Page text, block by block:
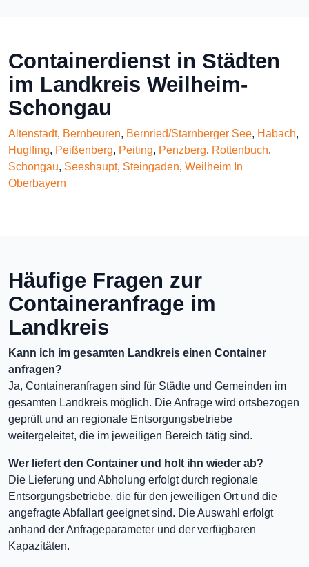
Containerdienst in Städten
im Landkreis Weilheim-
Schongau
Altenstadt, Bernbeuren, Bernried/Starnberger See, Habach,
Huglfing, Peißenberg, Peiting, Penzberg, Rottenbuch,
Schongau, Seeshaupt, Steingaden, Weilheim In
Oberbayern
Häufige Fragen zur
Containeranfrage im
Landkreis
Kann ich im gesamten Landkreis einen Container
anfragen?
Ja, Containeranfragen sind für Städte und Gemeinden im
gesamten Landkreis möglich. Die Anfrage wird ortsbezogen
geprüft und an regionale Entsorgungsbetriebe
weitergeleitet, die im jeweiligen Bereich tätig sind.
Wer liefert den Container und holt ihn wieder ab?
Die Lieferung und Abholung erfolgt durch regionale
Entsorgungsbetriebe, die für den jeweiligen Ort und die
angefragte Abfallart geeignet sind. Die Auswahl erfolgt
anhand der Anfrageparameter und der verfügbaren
Kapazitäten.